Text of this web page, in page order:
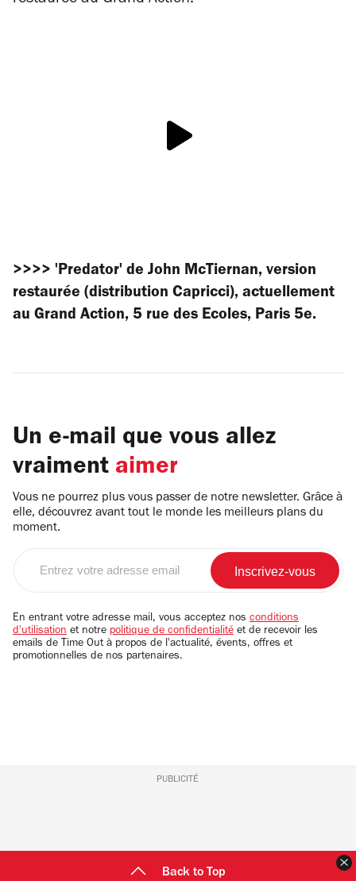
>>>> 'Predator' de John McTiernan, version
restaurée (distribution Capricci), actuellement
au Grand Action, 5 rue des Ecoles, Paris 5e.
Un e-mail que vous allez
vraiment aimer
Vous ne pourrez plus vous passer de notre newsletter. Grâce à
elle, découvrez avant tout le monde les meilleurs plans du
moment.
email
En entrant votre adresse mail, vous acceptez nos conditions
d'utilisation et notre politique de confidentialité et de recevoir les
emails de Time Out à propos de l'actualité, évents, offres et
promotionnelles de nos partenaires.
PUBLICITÉ
Back to Top